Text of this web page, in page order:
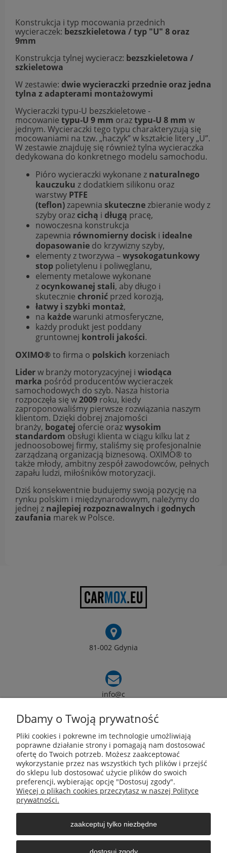
Konstrukcja i typ mocowania przednich
wycieraczek: bezszkieletowa / typ "U" 8 oraz
9mm
Konstrukcja tylnej wycieracz: bezszkieletowa /
szkieletowa
W zestawie: dwie wycieraczki przednie oraz jedna
tylna z adapterami montażowymi
Wycieraczki typu-U bezszkieletowe -
mocowanie typu-U 9 mm oraztypu-U 8 mm w
jednym. Wycieraczki tego typu charakteryzują się
mocowaniami na tzw. „haczyk” w kształcie litery „U”.
W zestawie znajduję się również tylna wycieraczka
dedykowana do konkretnego modelu samochodu.
Pióro wycieraczki wykonane z naturalnego
kauczuku z dodatkiem silikonu oraz
warstwy PTFE
(teflon)zapewnia skutecznezbieranie wody z
szyby orazcichą i długą pracę,
nowoczesna konstrukcja
zapewnia równomierny docisk i idealne
dopasowanie do krzywizny szyby,
elementy z tworzywa –wysokogatunkowy
stop polietylenu i poliwęglanu,
elementy metalowe wykonane
zocynkowanej stali, aby długo i
skutecznie chronić przed korozją,
łatwy i szybki montaż,
na każdewarunki atmosferyczne,
każdy produkt jest poddany
gruntownej kontroli jakości.
OXIMO®to firma o polskich korzeniach
Liderw branży motoryzacyjnej i wiodąca
marka pośród producentów wycieraczek
samochodowych do szyb. Nasza historia
rozpoczęła się w2009 roku, kiedy
zaproponowaliśmy pierwsze rozwiązania naszym
klientom. Dzięki dobrej znajomości
branży, bogatej ofercie orazwysokim
standardom obsługi klienta w ciągu kilku lat z
jednoosobowej firmy, staliśmy się profesjonalnie
zarządzaną organizacją biznesową. OXIMO® to
także młody, ambitny zespół zawodowców, pełnych
zapału ludzi, miłośników motoryzacji.
Dziś konsekwentnie budujemy swoją pozycję na
rynku polskim i międzynarodowym, należymy do
jednej z najlepiej rozpoznawalnych i godnych
zaufania marek w Polsce.
81-002 Gdynia
info@c
Pomoc
Moje konto
Informacje
Dbamy o Twoją prywatność
Pliki cookies i pokrewne im technologie umożliwiają
poprawne działanie strony i pomagają nam dostosować
ofertę do Twoich potrzeb. Możesz zaakceptować
wykorzystanie przez nas wszystkich tych plików i przejść
do sklepu lub dostosować użycie plików do swoich
preferencji, wybierając opcję "Dostosuj zgody".
Więcej o plikach cookies przeczytasz w naszej Polityce
prywatności.
zaakceptuj tylko niezbędne